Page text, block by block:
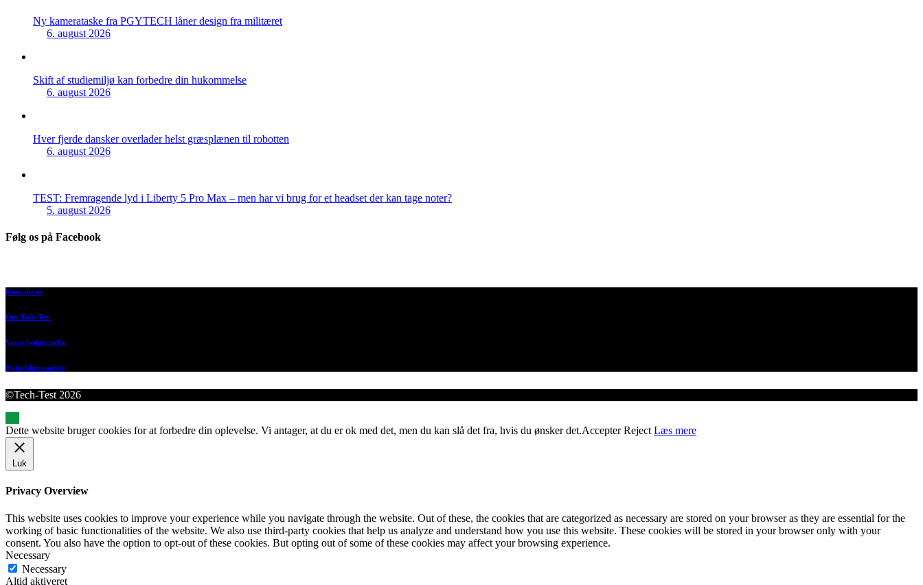
Ny kamerataske fra PGYTECH låner design fra militæret
6. august 2026
Skift af studiemiljø kan forbedre din hukommelse
6. august 2026
Hver fjerde dansker overlader helst græsplænen til robotten
6. august 2026
TEST: Fremragende lyd i Liberty 5 Pro Max – men har vi brug for et headset der kan tage noter?
5. august 2026
Følg os på Facebook
Kontakt os
Om Tech-Test
Vores bedømmelse
Nyhedsbrevsarkiv
©Tech-Test 2026
Dette website bruger cookies for at forbedre din oplevelse. Vi antager, at du er ok med det, men du kan slå det fra, hvis du ønsker det.Accepter Reject Læs mere
Luk
Privacy Overview
This website uses cookies to improve your experience while you navigate through the website. Out of these, the cookies that are categorized as necessary are stored on your browser as they are essential for the
working of basic functionalities of the website. We also use third-party cookies that help us analyze and understand how you use this website. These cookies will be stored in your browser only with your
consent. You also have the option to opt-out of these cookies. But opting out of some of these cookies may affect your browsing experience.
Necessary
Necessary
Altid aktiveret